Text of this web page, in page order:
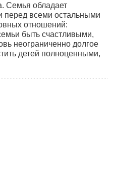
Семья обладает
всеми остальными
отношений:
быть счастливыми,
неограниченно долгое
детей полноценными,